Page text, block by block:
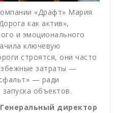
«Драфт» Мария
как актив»,
и эмоционального
ключевую
строятся, они часто
затраты —
— ради
объектов.
Генеральный директор